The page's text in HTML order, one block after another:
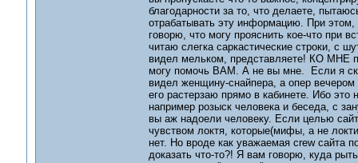
благодарности за то, что делаете,
отрабатывать эту информацию. При
говорю, что могу прояснить кое-что при
читаю слегка саркастические строки, с
видел мельком, представляете! КО
могу помочь ВАМ. А не вы мне. Если я
видел женщину-снайпера, а опер
его растерзаю прямо в кабинете. Ибо это
например розыск человека и беседа, с
вы аж надоели человеку. Если целью
чувством локтя, которые(мифы, а не
нет. Но вроде как уважаемая crew сайта
доказать что-то?! Я вам говорю, куда